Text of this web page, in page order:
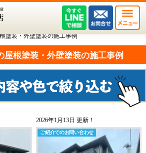
塗装・外壁塗装の施工事例
屋根塗装・外壁塗装の施工事例
2026年1月13日 更新！
ご紹介でのお問い合わせ